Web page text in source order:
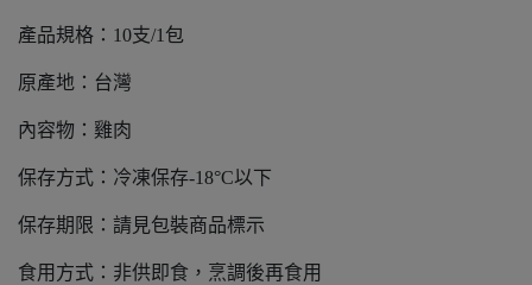
產品規格：10支/1包
原產地：台灣
內容物：雞肉
保存方式：冷凍保存-18°C以下
保存期限：請見包裝商品標示
食用方式：非供即食，烹調後再食用